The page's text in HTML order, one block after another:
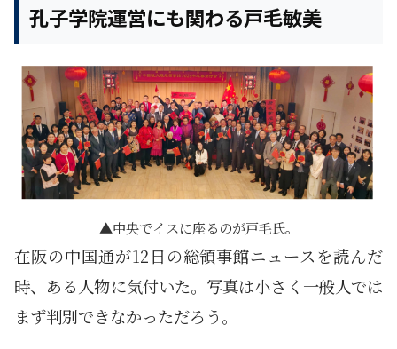
孔子学院運営にも関わる戸毛敏美
中央でイスに座るのが戸毛氏。
在阪の中国通が12日の総領事館ニュースを読んだ
時、ある人物に気付いた。写真は小さく一般人では
まず判別できなかっただろう。